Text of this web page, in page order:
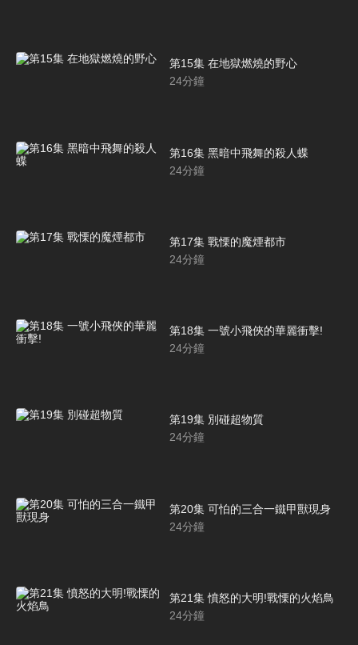
第15集 在地獄燃燒的野心
24分鐘
第16集 黑暗中飛舞的殺人蝶
24分鐘
第17集 戰慄的魔煙都市
24分鐘
第18集 一號小飛俠的華麗衝擊!
24分鐘
第19集 別碰超物質
24分鐘
第20集 可怕的三合一鐵甲獸現身
24分鐘
第21集 憤怒的大明!戰慄的火焰鳥
24分鐘